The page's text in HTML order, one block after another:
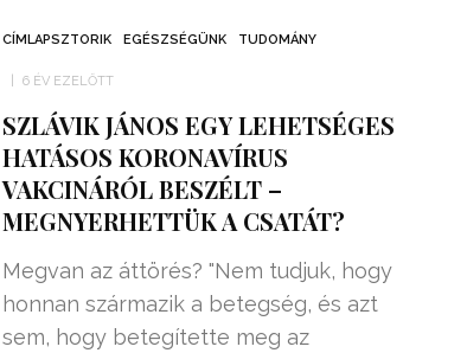
CÍMLAPSZTORIK EGÉSZSÉGÜNK TUDOMÁNY
6 ÉV EZELŐTT
SZLÁVIK JÁNOS EGY LEHETSÉGES
HATÁSOS KORONAVÍRUS
VAKCINÁRÓL BESZÉLT –
MEGNYERHETTÜK A CSATÁT?
Megvan az áttörés? "Nem tudjuk, hogy
honnan származik a betegség, és azt
sem, hogy betegítette meg az